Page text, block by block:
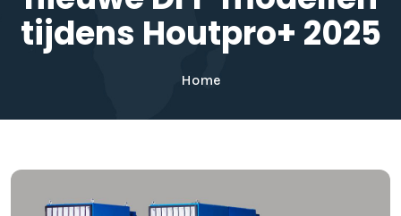
tijdens Houtpro+ 2025
Home